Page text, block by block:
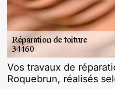
Vos travaux de
Roquebrun, réalisés